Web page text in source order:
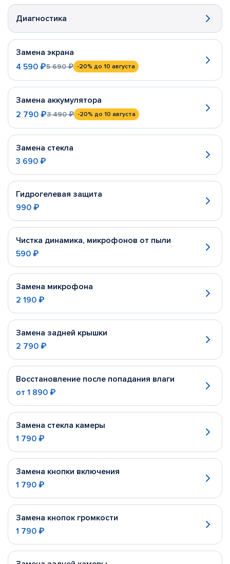
Диагностика
Замена экрана
4 590 ₽5 690 ₽ -20% до 10 августа
Замена аккумулятора
2 790 ₽3 490 ₽ -20% до 10 августа
Замена стекла
3 690 ₽
Гидрогелевая защита
990 ₽
Чистка динамика, микрофонов от пыли
590 ₽
Замена микрофона
2 190 ₽
Замена задней крышки
2 790 ₽
Восстановление после попадания влаги
от 1 890 ₽
Замена стекла камеры
1 790 ₽
Замена кнопки включения
1 790 ₽
Замена кнопок громкости
1 790 ₽